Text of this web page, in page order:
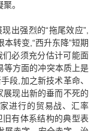
。
出强烈的“拖尾效应”,
本转变,“西升东降”短期
们必须充分估计可能面
等方面的冲突本质上是
段,加之新技术革命、
现出新的垂而不死的
进行的贸易战、汇率
有体系结构的典型表